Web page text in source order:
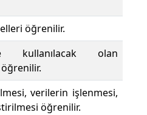
öğrenilir.
kullanılacak olan
verilerin işlenmesi,
öğrenilir.